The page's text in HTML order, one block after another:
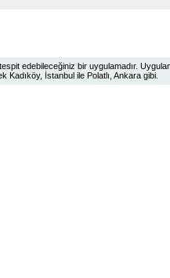
edebileceğiniz bir uygulamadır.
İstanbul ile Polatlı, Ankara gibi.